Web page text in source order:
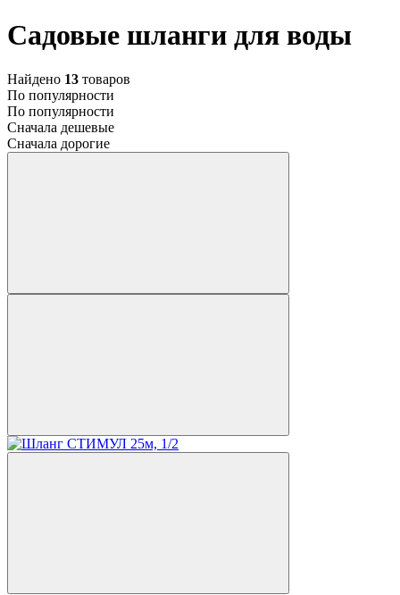
Садовые шланги для воды
Найдено 13 товаров
По популярности
По популярности
Сначала дешевые
Сначала дорогие